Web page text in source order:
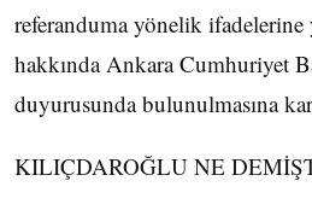
referanduma yönelik
hakkında Ankara Cumhuriyet
duyurusunda bulunulmasına
KILIÇDAROĞLU NE